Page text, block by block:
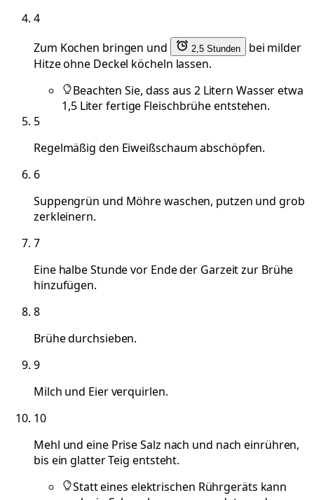
4
Zum Kochen bringen und
2,5 Stunden
bei milder
Hitze ohne Deckel köcheln lassen.
Beachten Sie, dass aus 2 Litern Wasser etwa
1,5 Liter fertige Fleischbrühe entstehen.
5
Regelmäßig den Eiweißschaum abschöpfen.
6
Suppengrün und Möhre waschen, putzen und grob
zerkleinern.
7
Eine halbe Stunde vor Ende der Garzeit zur Brühe
hinzufügen.
8
Brühe durchsieben.
9
Milch und Eier verquirlen.
10
Mehl und eine Prise Salz nach und nach einrühren,
bis ein glatter Teig entsteht.
Statt eines elektrischen Rührgeräts kann